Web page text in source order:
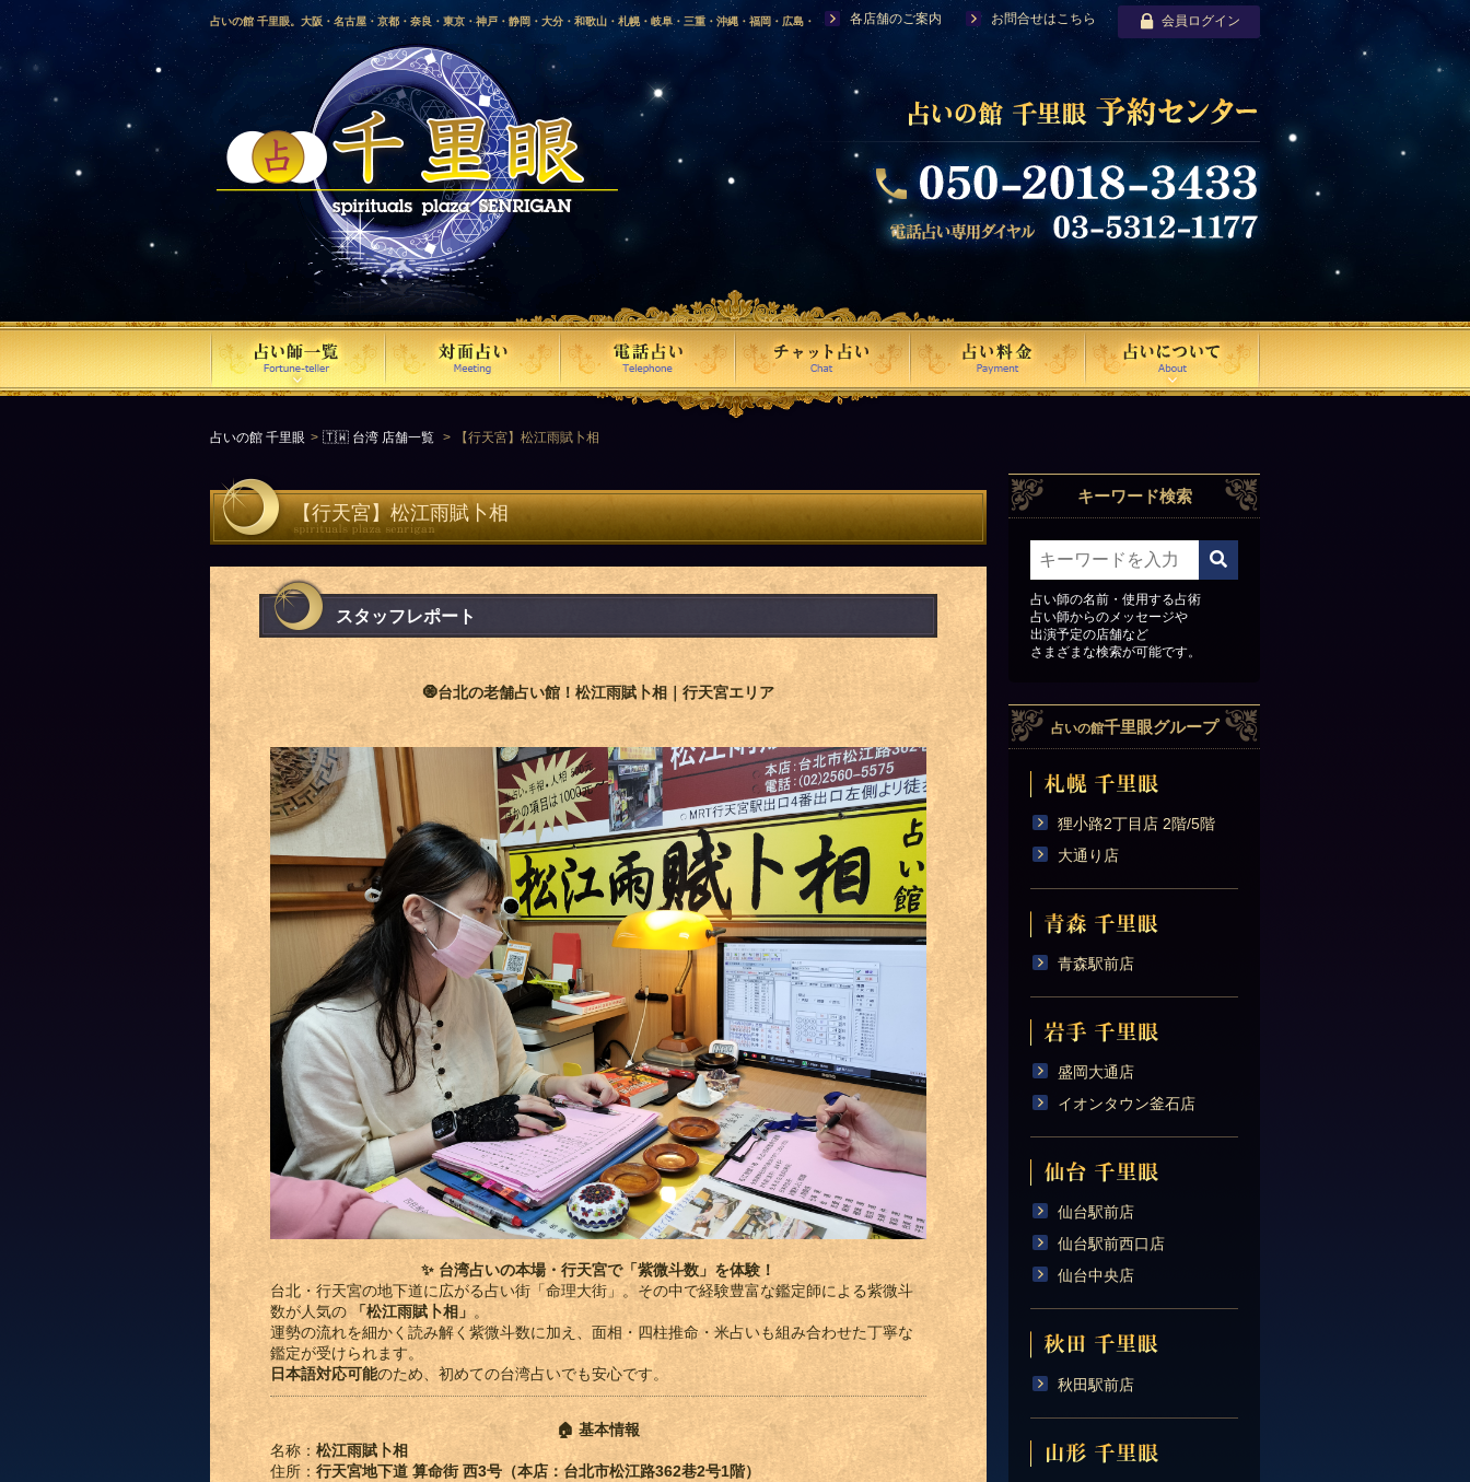
占いの館 千里眼。大阪・名古屋・京都・奈良・東京・神戸・静岡・大分・和歌山・札幌・岐阜・三重・沖縄・福岡・広島・
愛媛・鹿児島・徳島・香川・山形・岡山・横浜・千葉・福島・岩手・高知・熊本・群馬・滋賀・福井・仙台・山口・宮崎・山
梨・長野・埼玉・茨城・栃木・金沢・佐賀・長崎・鳥取・富山・新潟・秋田・青森・島根に店舗を構える、口コミで評判の人
気占い師による占い。
各店舗のご案内 お問合せはこちら 会員ログイン
占いの館 千里眼 🇹🇼 台湾 店舗一覧 【行天宮】松江雨賦卜相
【行天宮】松江雨賦卜相
スタッフレポート
🧿台北の老舗占い館！松江雨賦卜相｜行天宮エリア
✨ 台湾占いの本場・行天宮で「紫微斗数」を体験！
台北・行天宮の地下道に広がる占い街「命理大街」。その中で経験豊富な鑑定師による紫微斗
数が人気の
「松江雨賦卜相」。
運勢の流れを細かく読み解く紫微斗数に加え、面相・四柱推命・米占いも組み合わせた丁寧な
鑑定が受けられます。
日本語対応可能のため、初めての台湾占いでも安心です。
🏠基本情報
名称： 松江雨賦卜相
住所：行天宮地下道 算命街 西3号（本店：台北市松江路362巷2号1階）
キーワード検索
占い師の名前・使用する占術
占い師からのメッセージや
出演予定の店舗など
さまざまな検索が可能です。
占いの館千里眼グループ
狸小路2丁目店 2階/5階
大通り店
青森駅前店
盛岡大通店
イオンタウン釜石店
仙台駅前店
仙台駅前西口店
仙台中央店
秋田駅前店